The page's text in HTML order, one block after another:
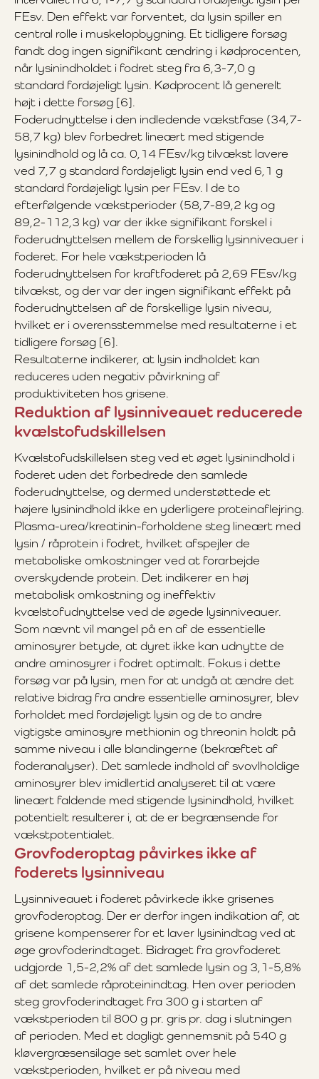
FEsv. Den effekt var forventet, da lysin spiller en
central rolle i muskelopbygning. Et tidligere forsøg
fandt dog ingen signifikant ændring i kødprocenten,
når lysinindholdet i fodret steg fra 6,3-7,0 g
standard fordøjeligt lysin. Kødprocent lå generelt
højt i dette forsøg [6].
Foderudnyttelse i den indledende vækstfase (34,7-
58,7 kg) blev forbedret lineært med stigende
lysinindhold og lå ca. 0,14 FEsv/kg tilvækst lavere
ved 7,7 g standard fordøjeligt lysin end ved 6,1 g
standard fordøjeligt lysin per FEsv. I de to
efterfølgende vækstperioder (58,7-89,2 kg og
89,2-112,3 kg) var der ikke signifikant forskel i
foderudnyttelsen mellem de forskellig lysinniveauer i
foderet. For hele vækstperioden lå
foderudnyttelsen for kraftfoderet på 2,69 FEsv/kg
tilvækst, og der var der ingen signifikant effekt på
foderudnyttelsen af de forskellige lysin niveau,
hvilket er i overensstemmelse med resultaterne i et
tidligere forsøg [6].
Resultaterne indikerer, at lysin indholdet kan
reduceres uden negativ påvirkning af
produktiviteten hos grisene.
Reduktion af lysinniveauet reducerede
kvælstofudskillelsen
Kvælstofudskillelsen steg ved et øget lysinindhold i
foderet uden det forbedrede den samlede
foderudnyttelse, og dermed understøttede et
højere lysinindhold ikke en yderligere proteinaflejring.
Plasma-urea/kreatinin-forholdene steg lineært med
lysin / råprotein i fodret, hvilket afspejler de
metaboliske omkostninger ved at forarbejde
overskydende protein. Det indikerer en høj
metabolisk omkostning og ineffektiv
kvælstofudnyttelse ved de øgede lysinniveauer.
Som nævnt vil mangel på en af de essentielle
aminosyrer betyde, at dyret ikke kan udnytte de
andre aminosyrer i fodret optimalt. Fokus i dette
forsøg var på lysin, men for at undgå at ændre det
relative bidrag fra andre essentielle aminosyrer, blev
forholdet med fordøjeligt lysin og de to andre
vigtigste aminosyre methionin og threonin holdt på
samme niveau i alle blandingerne (bekræftet af
foderanalyser). Det samlede indhold af svovlholdige
aminosyrer blev imidlertid analyseret til at være
lineært faldende med stigende lysinindhold, hvilket
potentielt resulterer i, at de er begrænsende for
vækstpotentialet.
Grovfoderoptag påvirkes ikke af
foderets lysinniveau
Lysinniveauet i foderet påvirkede ikke grisenes
grovfoderoptag. Der er derfor ingen indikation af, at
grisene kompenserer for et laver lysinindtag ved at
øge grovfoderindtaget. Bidraget fra grovfoderet
udgjorde 1,5-2,2% af det samlede lysin og 3,1-5,8%
af det samlede råproteinindtag. Hen over perioden
steg grovfoderindtaget fra 300 g i starten af
vækstperioden til 800 g pr. gris pr. dag i slutningen
af perioden. Med et dagligt gennemsnit på 540 g
kløvergræsensilage set samlet over hele
vækstperioden, hvilket er på niveau med